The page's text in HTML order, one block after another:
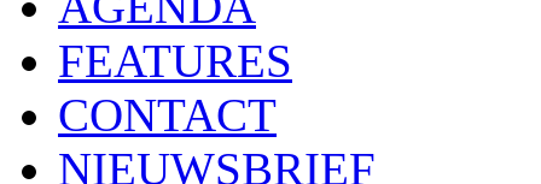
FEATURES
CONTACT
NIEUWSBRIEF